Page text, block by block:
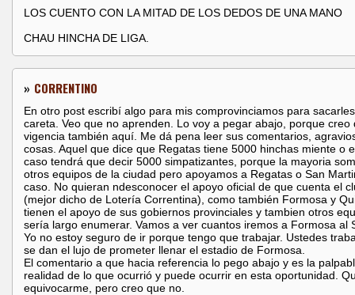
LOS CUENTO CON LA MITAD DE LOS DEDOS DE UNA MANO
CHAU HINCHA DE LIGA.
» CORRENTINO
En otro post escribí algo para mis comprovinciamos para
careta. Veo que no aprenden. Lo voy a pegar abajo, porque creo
vigencia también aquí. Me dá pena leer sus comentarios,
cosas. Aquel que dice que Regatas tiene 5000 hinchas miente o
caso tendrá que decir 5000 simpatizantes, porque la mayoria
otros equipos de la ciudad pero apoyamos a Regatas o San
caso. No quieran ndesconocer el apoyo oficial de que cuenta el
(mejor dicho de Lotería Correntina), como también Formosa y
tienen el apoyo de sus gobiernos provinciales y tambien otros
sería largo enumerar. Vamos a ver cuantos iremos a Formosa al
Yo no estoy seguro de ir porque tengo que trabajar. Ustedes
se dan el lujo de prometer llenar el estadio de Formosa.
El comentario a que hacia referencia lo pego abajo y es la
realidad de lo que ocurrió y puede ocurrir en esta oportunidad.
equivocarme, pero creo que no.